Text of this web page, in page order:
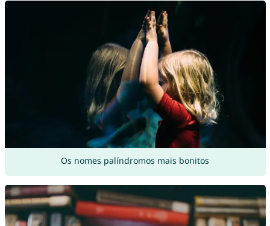
Os nomes palíndromos mais bonitos